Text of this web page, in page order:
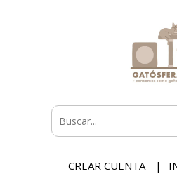
CREAR CUENTA